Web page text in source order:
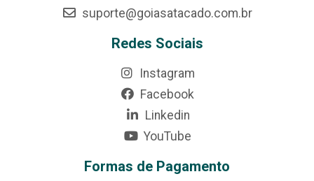
suporte@goiasatacado.com.br
Redes Sociais
Instagram
Facebook
Linkedin
YouTube
Formas de Pagamento